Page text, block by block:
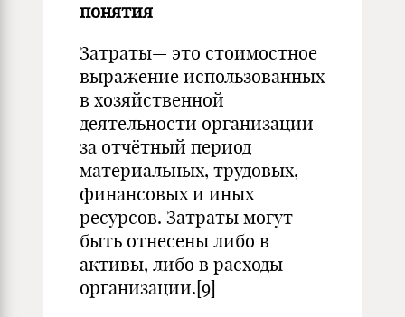
понятия
Затраты— это стоимостное
выражение использованных
в хозяйственной
деятельности организации
за отчётный период
материальных, трудовых,
финансовых и иных
ресурсов. Затраты могут
быть отнесены либо в
активы, либо в расходы
организации.[9]